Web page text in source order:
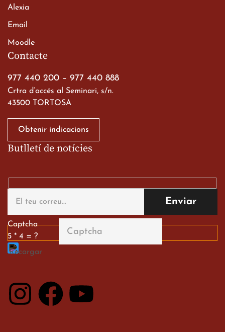
a les ciutats imperials
alumnes al Tortosa
English Festival
13 de març de 2026
Contacte
977 440 200 – 977 440 888
Crtra d’accés al Seminari, s/n.
43500 TORTOSA
Obtenir indicacions
Alexia
Email
Moodle
Butlletí de notícies
Captcha
5 * 4 = ?